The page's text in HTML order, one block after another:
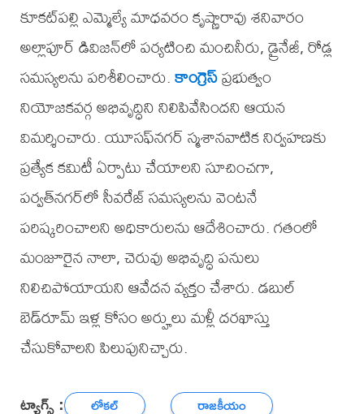
కూకట్‌పల్లి ఎమ్మెల్యే మాధవరం కృష్ణారావు శనివారం
అల్లాపూర్ డివిజన్‌లో పర్యటించి మంచినీరు, డ్రైనేజీ, రోడ్ల
సమస్యలను పరిశీలించారు.కాంగ్రెస్ప్రభుత్వం
నియోజకవర్గ అభివృద్ధిని నిలిపివేసిందని ఆయన
విమర్శించారు. యూసఫ్‌నగర్ స్మశానవాటిక నిర్వహణకు
ప్రత్యేక కమిటీ ఏర్పాటు చేయాలని సూచించగా,
పర్వత్‌నగర్‌లో సీవరేజ్ సమస్యలను వెంటనే
పరిష్కరించాలని అధికారులను ఆదేశించారు. గతంలో
మంజూరైన నాలా, చెరువు అభివృద్ధి పనులు
నిలిచిపోయాయని ఆవేదన వ్యక్తం చేశారు. డబుల్
బెడ్‌రూమ్ ఇళ్ల కోసం అర్హులు మళ్లీ దరఖాస్తు
చేసుకోవాలని పిలుపునిచ్చారు.
ట్యాగ్స్ : లోకల్ రాజకీయం